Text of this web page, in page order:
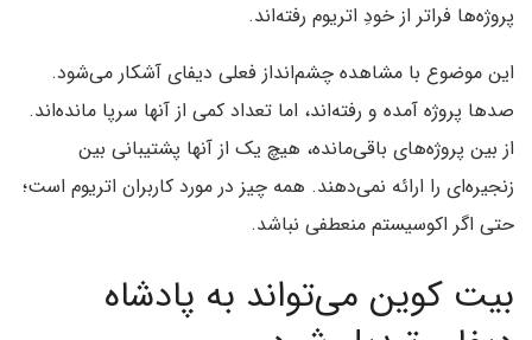
پروژه‌ها فراتر از خودِ اتریوم رفته‌اند.
این موضوع با مشاهده چشم‌انداز فعلی دیفای آشکار می‌شود.
صدها پروژه آمده و رفته‌اند، اما تعداد کمی از آنها سرپا مانده‌اند.
از بین پروژه‌های باقی‌مانده، هیچ یک از آنها پشتیبانی بین
زنجیره‌ای را ارائه نمی‌دهند. همه چیز در مورد کاربران اتریوم است؛
حتی اگر اکوسیستم منعطفی نباشد.
بیت کوین می‌تواند به پادشاه